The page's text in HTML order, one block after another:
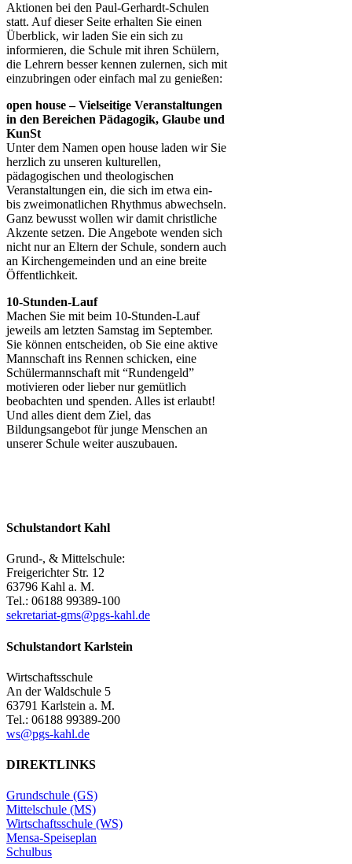
Aktionen bei den Paul-Gerhardt-Schulen
statt. Auf dieser Seite erhalten Sie einen
Überblick, wir laden Sie ein sich zu
informieren, die Schule mit ihren Schülern,
die Lehrern besser kennen zulernen, sich mit
einzubringen oder einfach mal zu genießen:
open house – Vielseitige Veranstaltungen
in den Bereichen Pädagogik, Glaube und
KunSt
Unter dem Namen open house laden wir Sie
herzlich zu unseren kulturellen,
pädagogischen und theologischen
Veranstaltungen ein, die sich im etwa ein-
bis zweimonatlichen Rhythmus abwechseln.
Ganz bewusst wollen wir damit christliche
Akzente setzen. Die Angebote wenden sich
nicht nur an Eltern der Schule, sondern auch
an Kirchengemeinden und an eine breite
Öffentlichkeit.
10-Stunden-Lauf
Machen Sie mit beim 10-Stunden-Lauf
jeweils am letzten Samstag im September.
Sie können entscheiden, ob Sie eine aktive
Mannschaft ins Rennen schicken, eine
Schülermannschaft mit “Rundengeld”
motivieren oder lieber nur gemütlich
beobachten und spenden. Alles ist erlaubt!
Und alles dient dem Ziel, das
Bildungsangebot für junge Menschen an
unserer Schule weiter auszubauen.
Schulstandort Kahl
Grund-, & Mittelschule:
Freigerichter Str. 12
63796 Kahl a. M.
Tel.: 06188 99389-100
sekretariat-gms@pgs-kahl.de
Schulstandort Karlstein
Wirtschaftsschule
An der Waldschule 5
63791 Karlstein a. M.
Tel.: 06188 99389-200
ws@pgs-kahl.de
DIREKTLINKS
Grundschule (GS)
Mittelschule (MS)
Wirtschaftsschule (WS)
Mensa-Speiseplan
Schulbus